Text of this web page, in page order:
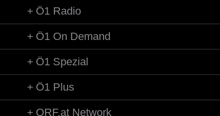
Ö1 Radio
Ö1 On Demand
Ö1 Spezial
Ö1 Plus
ORF.at Network